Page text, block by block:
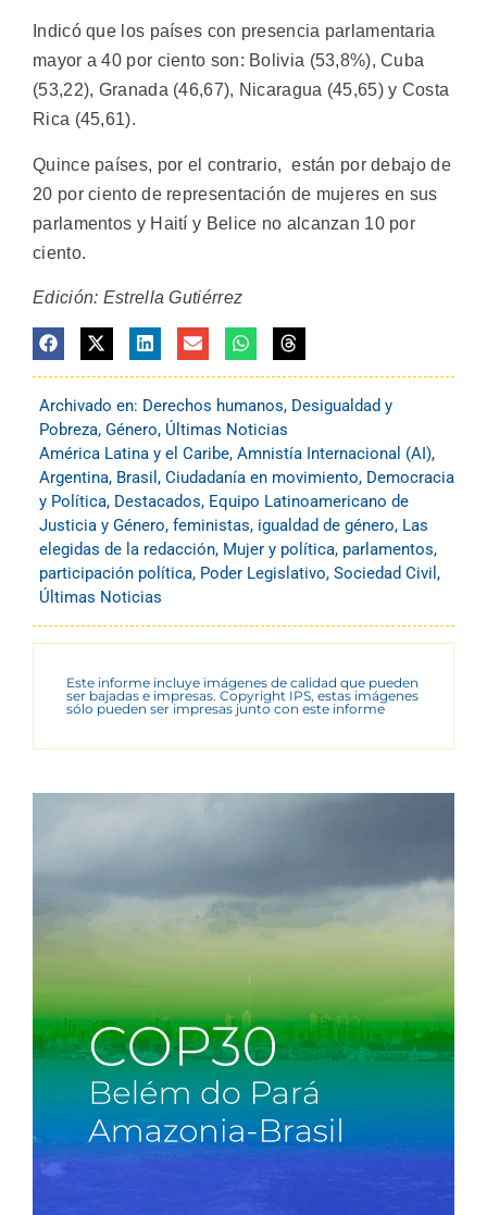
Indicó que los países con presencia parlamentaria
mayor a 40 por ciento son: Bolivia (53,8%), Cuba
(53,22), Granada (46,67), Nicaragua (45,65) y Costa
Rica (45,61).
Quince países, por el contrario, están por debajo de
20 por ciento de representación de mujeres en sus
parlamentos y Haití y Belice no alcanzan 10 por
ciento.
Edición: Estrella Gutiérrez
Archivado en: Derechos humanos, Desigualdad y
Pobreza, Género, Últimas Noticias
América Latina y el Caribe, Amnistía Internacional (AI),
Argentina, Brasil , Ciudadanía en movimiento, Democracia
y Política, Destacados, Equipo Latinoamericano de
Justicia y Género, feministas, igualdad de género, Las
elegidas de la redacción, Mujer y política, parlamentos,
participación política, Poder Legislativo, Sociedad Civil ,
Últimas Noticias
Este informe incluye imágenes de calidad que pueden
ser bajadas e impresas. Copyright IPS, estas imágenes
sólo pueden ser impresas junto con este informe